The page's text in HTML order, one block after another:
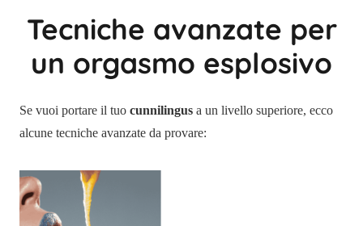
Tecniche avanzate per
un orgasmo esplosivo
Se vuoi portare il tuo cunnilingus a un livello superiore, ecco
alcune tecniche avanzate da provare: